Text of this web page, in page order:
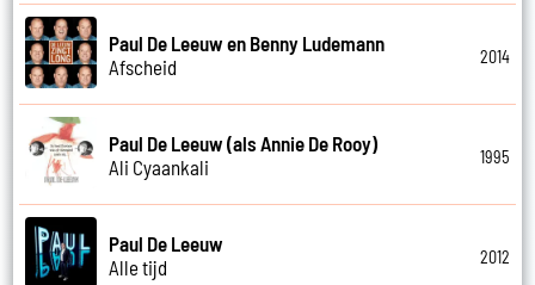
Paul De Leeuw en Benny Ludemann
Afscheid
2014
Paul De Leeuw (als Annie De Rooy)
Ali Cyaankali
1995
Paul De Leeuw
Alle tijd
2012